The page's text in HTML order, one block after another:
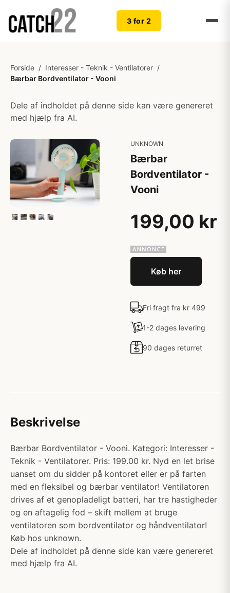
3 for 2
Forside / Interesser - Teknik - Ventilatorer /
Bærbar Bordventilator - Vooni
Dele af indholdet på denne side kan være genereret
med hjælp fra AI.
UNKNOWN
Bærbar
Bordventilator -
Vooni
199,00 kr
Køb her
Fri fragt fra kr 499
1-2 dages levering
90 dages returret
Beskrivelse
Bærbar Bordventilator - Vooni. Kategori: Interesser -
Teknik - Ventilatorer. Pris: 199.00 kr. Nyd en let brise
uanset om du sidder på kontoret eller er på farten
med en fleksibel og bærbar ventilator! Ventilatoren
drives af et genopladeligt batteri, har tre hastigheder
og en aftagelig fod – skift mellem at bruge
ventilatoren som bordventilator og håndventilator!
Køb hos unknown.
Dele af indholdet på denne side kan være genereret
med hjælp fra AI.